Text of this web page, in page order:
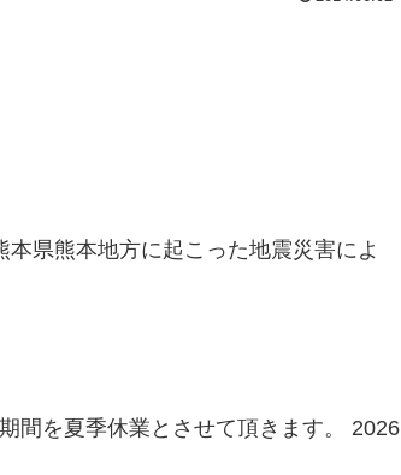
県熊本地方に起こった地震災害によ
間を夏季休業とさせて頂きます。 2026